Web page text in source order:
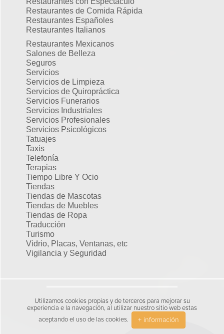
Restaurantes de Comida Rápida
Restaurantes Españoles
Restaurantes Italianos
Restaurantes Mexicanos
Salones de Belleza
Seguros
Servicios
Servicios de Limpieza
Servicios de Quiropráctica
Servicios Funerarios
Servicios Industriales
Servicios Profesionales
Servicios Psicológicos
Tatuajes
Taxis
Telefonía
Terapias
Tiempo Libre Y Ocio
Tiendas
Tiendas de Mascotas
Tiendas de Muebles
Tiendas de Ropa
Traducción
Turismo
Vidrio, Placas, Ventanas, etc
Vigilancia y Seguridad
Utilizamos cookies propias y de terceros para mejorar su
experiencia e la navegación, al utilizar nuestro sitio web estas
aceptando el uso de las cookies.
+ información